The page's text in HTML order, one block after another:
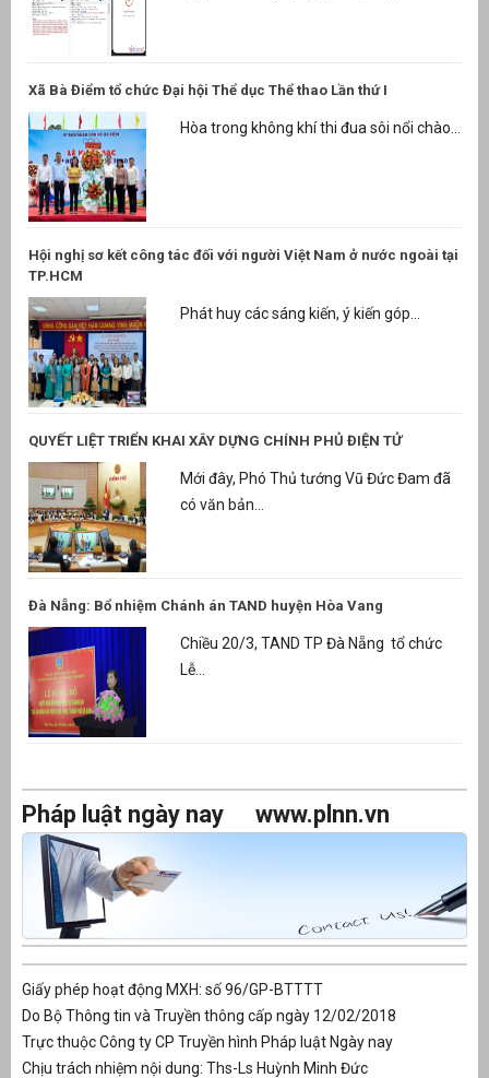
Xã Bà Điểm tổ chức Đại hội Thể dục Thể thao Lần thứ I
Hòa trong không khí thi đua sôi nổi chào...
Hội nghị sơ kết công tác đối với người Việt Nam ở nước ngoài tại
TP.HCM
Phát huy các sáng kiến, ý kiến góp...
QUYẾT LIỆT TRIỂN KHAI XÂY DỰNG CHÍNH PHỦ ĐIỆN TỬ
Mới đây, Phó Thủ tướng Vũ Đức Đam đã
có văn bản...
Đà Nẵng: Bổ nhiệm Chánh án TAND huyện Hòa Vang
Chiều 20/3, TAND TP Đà Nẵng tổ chức
Lễ...
Pháp luật ngày nay www.plnn.vn
Giấy phép hoạt động MXH: số 96/GP-BTTTT
Do Bộ Thông tin và Truyền thông cấp ngày 12/02/2018
Trực thuộc Công ty CP Truyền hình Pháp luật Ngày nay
Chịu trách nhiệm nội dung: Ths-Ls Huỳnh Minh Đức